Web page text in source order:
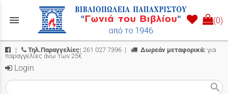
menu (0)
| Τηλ.Παραγγελίες: 261 027 7396 | Δωρεάν μεταφορικά: για
παραγγελίες άνω των 25€
Login
search